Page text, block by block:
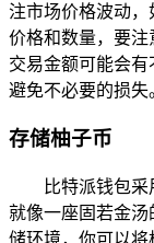
注市场价格波动
价格和数量，要注
交易金额可能会
避免不必要的损失
存储柚子币
比特派钱包采
就像一座固若金
储环境，你可以